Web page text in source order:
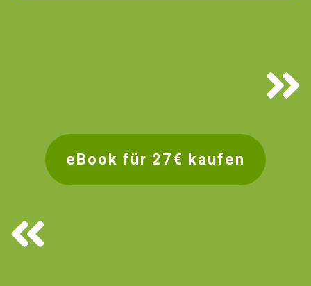
eBook für 27€ kaufen